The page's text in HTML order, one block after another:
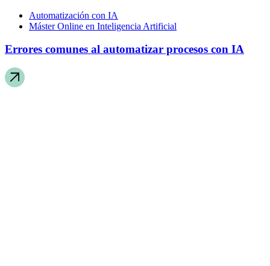
Automatización con IA
Máster Online en Inteligencia Artificial
Errores comunes al automatizar procesos con IA